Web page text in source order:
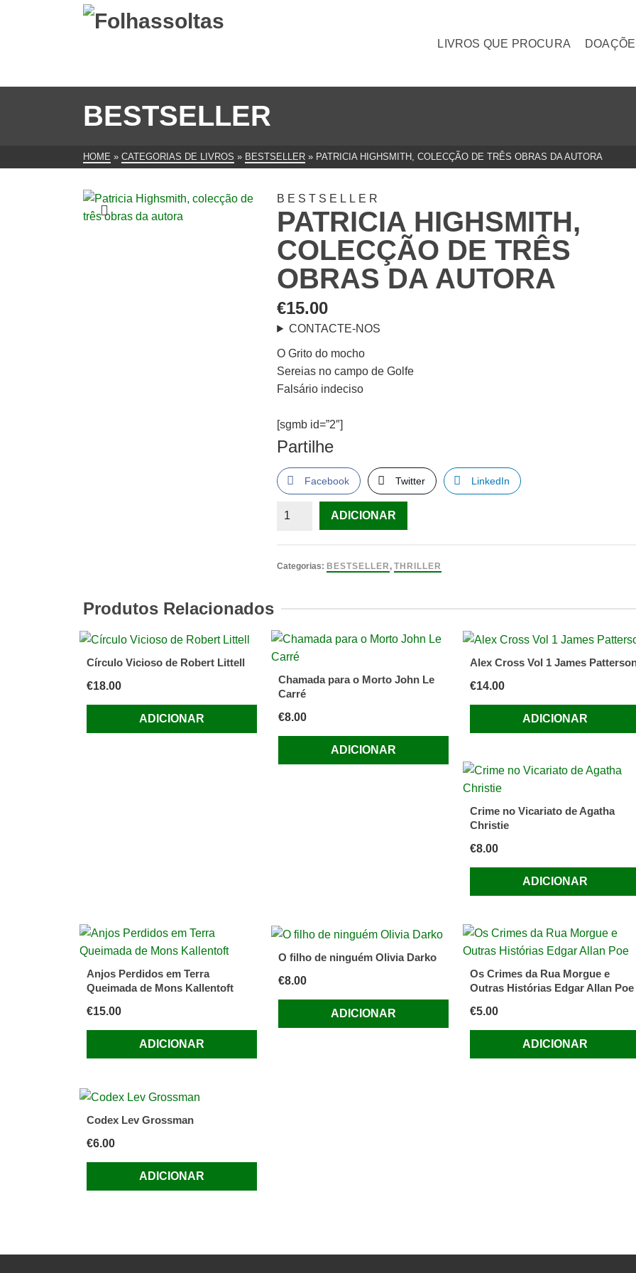
LIVROS QUE PROCURA
BESTSELLER
HOME » CATEGORIAS DE LIVROS » BESTSELLER » PATRICIA HIGHSMITH, COLECÇÃO DE TRÊS OBRAS DA AUTORA
BESTSELLER
PATRICIA HIGHSMITH,
COLECÇÃO DE TRÊS
OBRAS DA AUTORA
€15.00
CONTACTE-NOS
O Grito do mocho
Sereias no campo de Golfe
Falsário indeciso
[sgmb id=”2″]
Partilhe
Facebook Twitter LinkedIn
Quantidade
Highsmith,
obras
da
ADICIONAR
Categorias: BESTSELLER ,THRILLER
Produtos Relacionados
Círculo Vicioso de Robert Littell
€18.00
ADICIONAR
Chamada para o Morto John Le
Carré
€8.00
ADICIONAR
Alex Cross Vol 1 James
€14.00
ADICIONAR
Crime no Vicariato de Agatha
Christie
€8.00
ADICIONAR
Anjos Perdidos em Terra
Queimada de Mons Kallentoft
€15.00
ADICIONAR
O filho de ninguém Olivia Darko
€8.00
ADICIONAR
Os Crimes da Rua Morgue e
Outras Histórias Edgar Allan Poe
€5.00
ADICIONAR
Codex Lev Grossman
€6.00
ADICIONAR